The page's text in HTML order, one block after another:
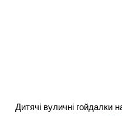
Дитячі вуличні гойдалки